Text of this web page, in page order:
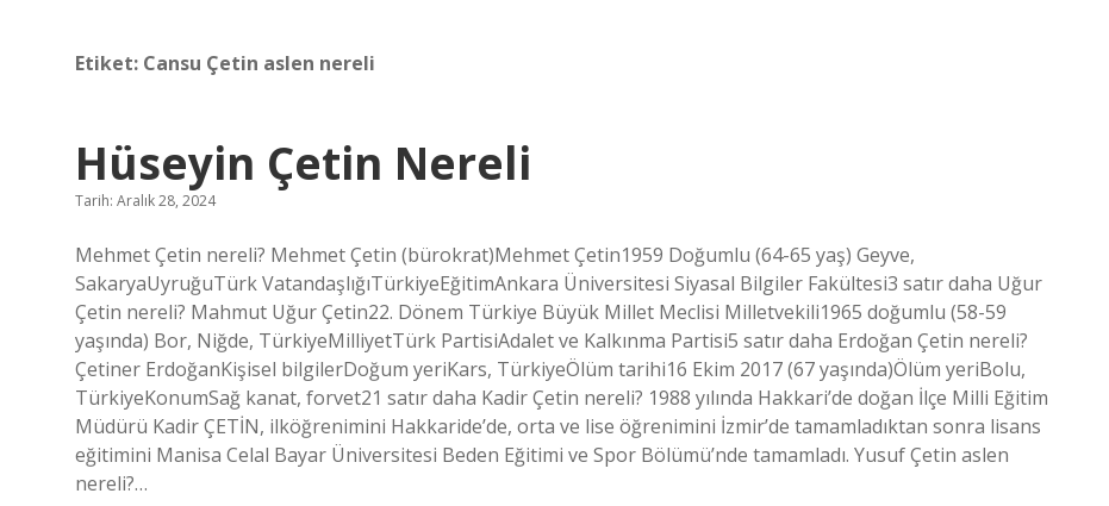
Etiket: Cansu Çetin aslen nereli
Hüseyin Çetin Nereli
Tarih: Aralık 28, 2024
Mehmet Çetin nereli? Mehmet Çetin (bürokrat)Mehmet Çetin1959 Doğumlu (64-65 yaş) Geyve,
SakaryaUyruğuTürk VatandaşlığıTürkiyeEğitimAnkara Üniversitesi Siyasal Bilgiler Fakültesi3 satır daha Uğur
Çetin nereli? Mahmut Uğur Çetin22. Dönem Türkiye Büyük Millet Meclisi Milletvekili1965 doğumlu (58-59
yaşında) Bor, Niğde, TürkiyeMilliyetTürk PartisiAdalet ve Kalkınma Partisi5 satır daha Erdoğan Çetin nereli?
Çetiner ErdoğanKişisel bilgilerDoğum yeriKars, TürkiyeÖlüm tarihi16 Ekim 2017 (67 yaşında)Ölüm yeriBolu,
TürkiyeKonumSağ kanat, forvet21 satır daha Kadir Çetin nereli? 1988 yılında Hakkari’de doğan İlçe Milli Eğitim
Müdürü Kadir ÇETİN, ilköğrenimini Hakkaride’de, orta ve lise öğrenimini İzmir’de tamamladıktan sonra lisans
eğitimini Manisa Celal Bayar Üniversitesi Beden Eğitimi ve Spor Bölümü’nde tamamladı. Yusuf Çetin aslen
nereli?…